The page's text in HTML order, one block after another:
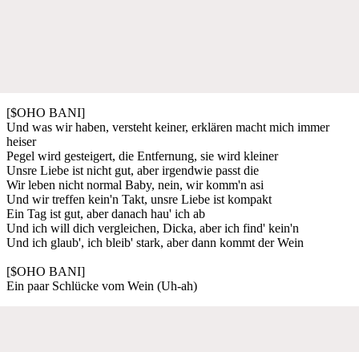
[$OHO BANI]
Und was wir haben, versteht keiner, erklären macht mich immer
heiser
Pegel wird gesteigert, die Entfernung, sie wird kleiner
Unsre Liebe ist nicht gut, aber irgendwie passt die
Wir leben nicht normal Baby, nein, wir komm'n asi
Und wir treffen kein'n Takt, unsre Liebe ist kompakt
Ein Tag ist gut, aber danach hau' ich ab
Und ich will dich vergleichen, Dicka, aber ich find' kein'n
Und ich glaub', ich bleib' stark, aber dann kommt der Wein
[$OHO BANI]
Ein paar Schlücke vom Wein (Uh-ah)